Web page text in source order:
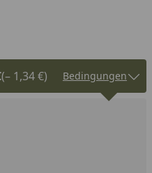
(– 1,34 €) Bedingungen
eingeben
um eins erhöhen